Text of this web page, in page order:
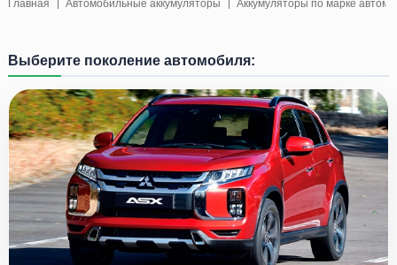
Главная Автомобильные аккумуляторы Аккумуляторы по марке
Выберите поколение автомобиля: